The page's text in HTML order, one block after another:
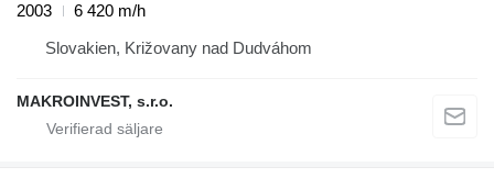
2003
6 420 m/h
Slovakien, Križovany nad Dudváhom
MAKROINVEST, s.r.o.